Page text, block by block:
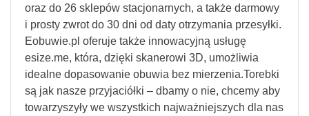
oraz do 26 sklepów stacjonarnych, a także darmowy
i prosty zwrot do 30 dni od daty otrzymania przesyłki.
Eobuwie.pl oferuje także innowacyjną usługę
esize.me, która, dzięki skanerowi 3D, umożliwia
idealne dopasowanie obuwia bez mierzenia.Torebki
są jak nasze przyjaciółki – dbamy o nie, chcemy aby
towarzyszyły we wszystkich najważniejszych dla nas